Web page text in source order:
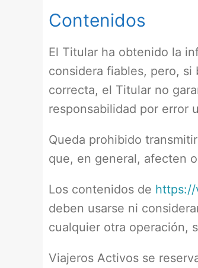
Contenidos
El Titular ha obtenido la
considera fiables, pero, si
correcta, el Titular no
responsabilidad por error
Queda prohibido
que, en general, afecten
Los contenidos de https://
deben usarse ni
cualquier otra operación,
Viajeros Activos se